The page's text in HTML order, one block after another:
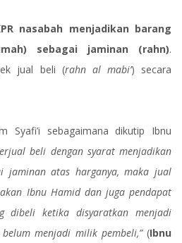
nasabah menjadikan barang
sebagai jaminan (rahn).
jual beli (rahn al mabi’) secara
Syafi’i sebagaimana dikutip Ibnu
beli dengan syarat menjadikan
jaminan atas harganya, maka jual
Ibnu Hamid dan juga pendapat
dibeli ketika disyaratkan menjadi
menjadi milik pembeli,”(Ibnu